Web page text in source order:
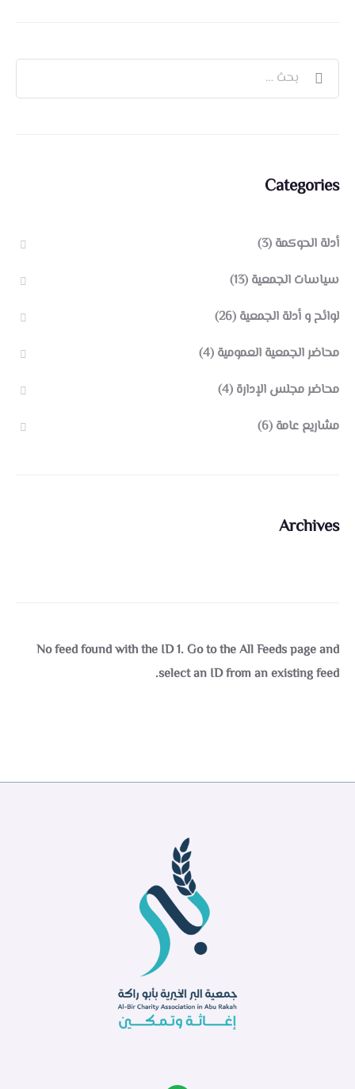
Categories
أدلة الحوكمة (3)
سياسات الجمعية (13)
لوائح و أدلة الجمعية (26)
محاضر الجمعية العمومية (4)
محاضر مجلس الإدارة (4)
مشاريع عامة (6)
Archives
No feed found with the ID 1. Go to theAll Feeds pageand
select an ID from an existing feed.